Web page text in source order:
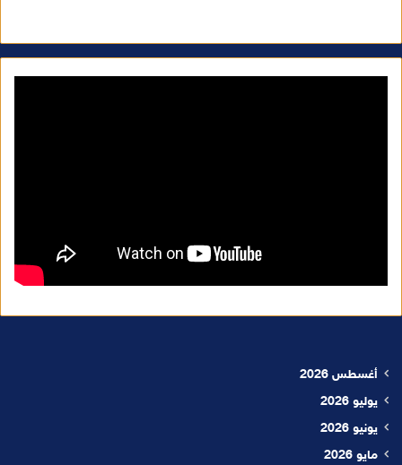
أغسطس 2026
يوليو 2026
يونيو 2026
مايو 2026